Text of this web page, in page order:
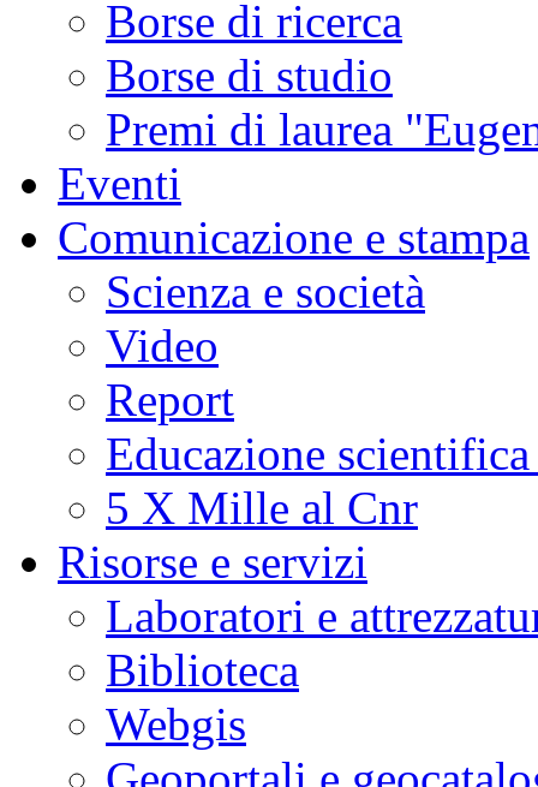
Borse di ricerca
Borse di studio
Premi di laurea
Eventi
Comunicazione e stampa
Scienza e società
Video
Report
Educazione
5 X Mille al Cnr
Risorse e servizi
Laboratori e
Biblioteca
Webgis